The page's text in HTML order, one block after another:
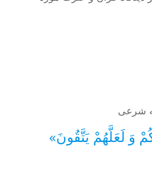
وَ لَعَلَّهُمْ یَتَّقُونَ»